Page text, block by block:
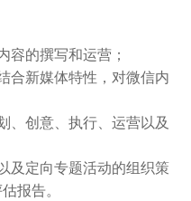
容的撰写和运营；
合新媒体特性，对微信内
、创意、执行、运营以及
及定向专题活动的组织策
报告。